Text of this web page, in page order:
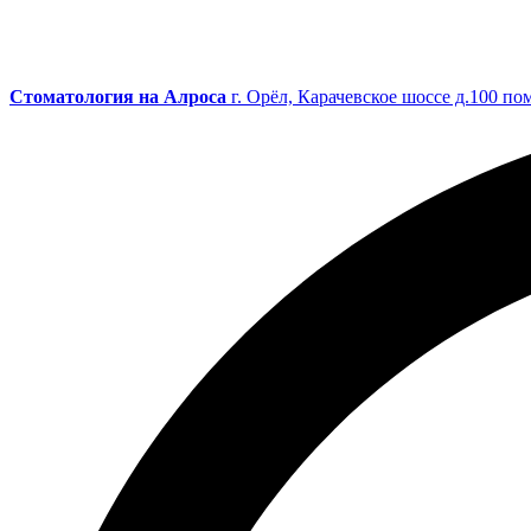
Cтоматология на Алроса г. Орёл, Карачевское шоссе д.100